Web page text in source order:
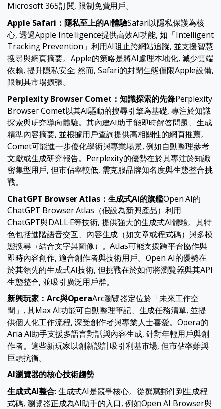
Microsoft 365訂閱, 限制免費用戶。
Apple Safari：隱私至上的AI體驗Safari以隱私保護為核
心, 透過Apple Intelligence提供高效AI功能, 如「Intelligent
Tracking Prevention」利用AI阻止跨網站追蹤, 並支援智慧
搜尋與網頁摘要。Apple的策略是將AI處理本地化, 減少雲端
依賴, 提升隱私安全; 然而, Safari的封閉生態僅限Apple設備,
限制其市場擴張。
Perplexity Browser Comet：知識探索的先鋒Perplexity
Browser Comet以其AI驅動的搜尋引擎為基礎, 專注於知識
探索與研究導向體驗。其內建AI助手能即時解答問題、生成
精準內容摘要, 並根據用戶查詢提供高相關性的網頁推薦。
Comet可能進一步優化學術與專業場景, 例如自動整理參考
文獻或生成研究報告。Perplexity的優勢在於其專注於知識
密集型用戶, 但市佔率較低, 需克服品牌知名度與生態整合挑
戰。
ChatGPT Browser Atlas：生成式AI的旗艦Open AI的
ChatGPT Browser Atlas（假設為新興產品）利用
ChatGPT與DALL·E等技術, 提供強大的生成式AI體驗。其特
色包括進階語音交互、內容生成（如文章或程式碼）與多模
態搜尋（結合文字與圖像）。Atlas可能支援跨平台協作與
即時內容創作, 適合創作者與技術用戶。Open AI的優勢在
於其領先的生成式AI技術, 但挑戰在於如何將瀏覽器與其API
生態整合, 並吸引廣泛用戶群。
新興玩家： Arc與OperaArc瀏覽器定位於「未來工作空
間」, 其Max AI功能可自動整理筆記、生成任務清單, 並提
供個人化工作流程, 深受創作者與專業人士喜愛。Opera的
Aria AI助手支援多語言對話與內容生成, 針對年輕用戶與創
作者。這些新玩家以創新設計吸引利基市場, 但市佔率難與
巨頭抗衡。
AI瀏覽器的核心技術趨勢
生成式AI整合: 生成式AI是競爭核心。從撰寫郵件到生成程
式碼, 瀏覽器正成為AI助手的入口, 例如Open AI Browser與